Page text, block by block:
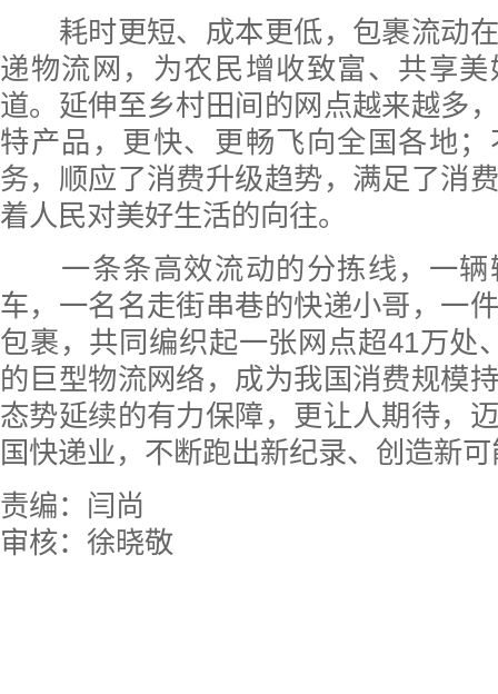
耗时更短、成本更低，包裹流动在
递物流网，为农民增收致富、共享
道。延伸至乡村田间的网点越来越多
特产品，更快、更畅飞向全国各地
务，顺应了消费升级趋势，满足了消
着人民对美好生活的向往。
一条条高效流动的分拣线，一辆
车，一名名走街串巷的快递小哥，一
包裹，共同编织起一张网点超41万处
的巨型物流网络，成为我国消费规模
态势延续的有力保障，更让人期待，
国快递业，不断跑出新纪录、创造新
责编：闫尚
审核：徐晓敬